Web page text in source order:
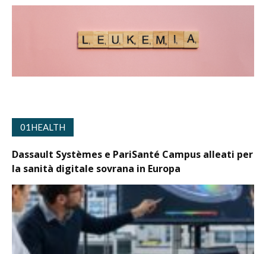
01HEALTH
Dassault Systèmes e PariSanté Campus alleati per
la sanità digitale sovrana in Europa